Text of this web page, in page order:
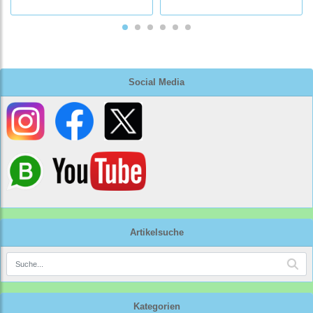
Social Media
Artikelsuche
Kategorien